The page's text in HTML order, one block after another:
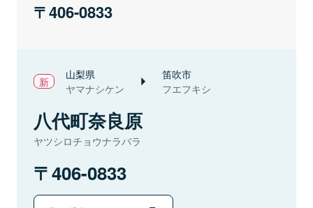
406-0833
山梨県
ヤマナシケン
笛吹市
フエフキシ
八代町奈良原
ヤツシロチョウナラバラ
406-0833